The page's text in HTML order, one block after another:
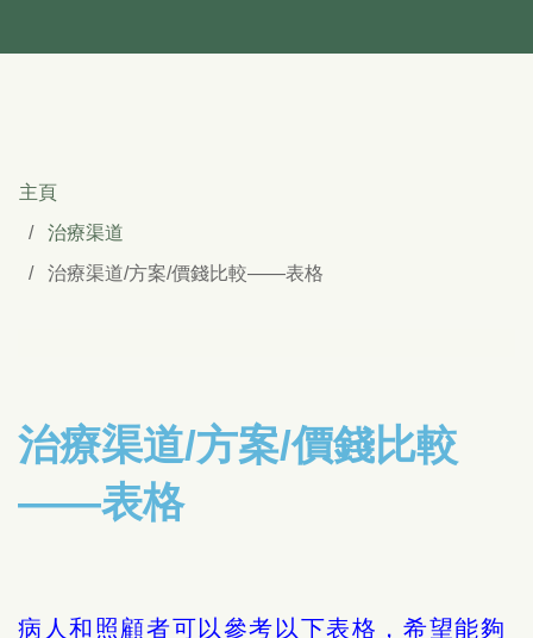
主頁
治療渠道
治療渠道/方案/價錢比較——表格
治療渠道/方案/價錢比較
——表格
病人和照顧者可以參考以下表格，希望能夠